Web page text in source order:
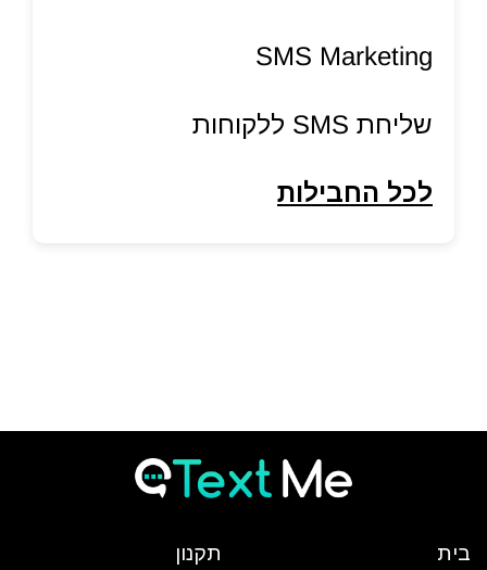
SMS Marketing
שליחת SMS ללקוחות
לכל החבילות
בית תקנון